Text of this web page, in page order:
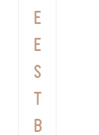
e
e
s
t
b